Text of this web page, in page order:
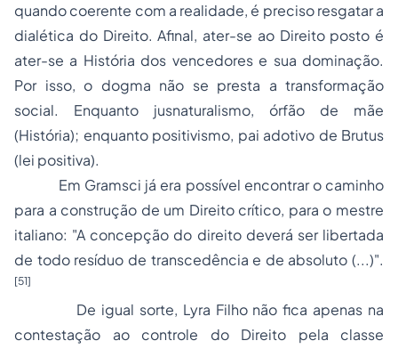
quando coerente com a realidade, é preciso resgatar a
dialética do Direito. Afinal, ater-se ao Direito posto é
ater-se a História dos vencedores e sua dominação.
Por isso, o dogma não se presta a transformação
social. Enquanto jusnaturalismo, órfão de mãe
(História); enquanto positivismo, pai adotivo de Brutus
(lei positiva).
Em Gramsci já era possível encontrar o caminho
para a construção de um Direito crítico, para o mestre
italiano: "A concepção do direito deverá ser libertada
de todo resíduo de transcedência e de absoluto (...)".
[51]
De igual sorte, Lyra Filho não fica apenas na
contestação ao controle do Direito pela classe